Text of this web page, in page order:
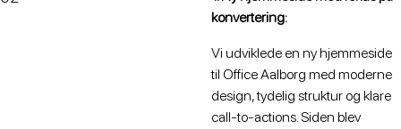
konvertering:
Vi udviklede en ny hjemmeside
til Office Aalborg med moderne
design, tydelig struktur og klare
call-to-actions. Siden blev